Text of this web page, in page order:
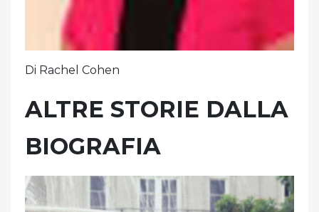
Di Rachel Cohen
ALTRE STORIE DALLA
BIOGRAFIA